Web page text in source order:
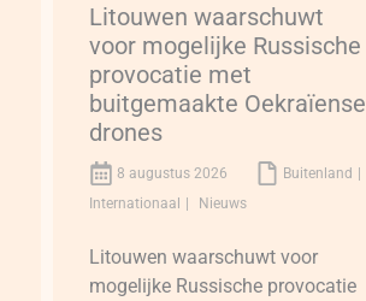
Litouwen waarschuwt
voor mogelijke Russische
provocatie met
buitgemaakte Oekraïense
drones
8 augustus 2026
Buitenland
Internationaal
Nieuws
Litouwen waarschuwt voor
mogelijke Russische provocatie